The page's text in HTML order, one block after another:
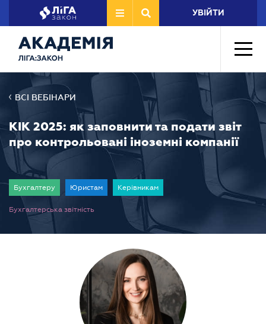
УВІЙТИ
ВСІ ВЕБІНАРИ
КІК 2025: як заповнити та подати звіт
про контрольовані іноземні компанії
Бухгалтеру Юристам Керівникам
Бухгалтерська звітність